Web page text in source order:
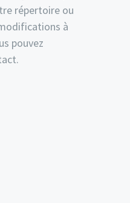
répertoire ou
à
pouvez